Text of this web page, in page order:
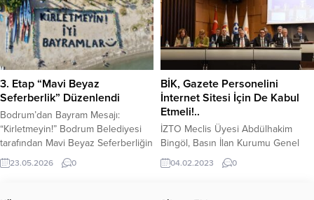
temel atma töreni yapılacak Milas
Kültür Merkezi için Büyükşehir
Belediyesi yapım çalışmalarına
başladı. 203 Milyon 853 Bin TL
yatırımla hayata geçirilecek proje ile
kültür ve sanatın şehri Milas
önemli...
olan “Denizin Kızları”, 14 Eylül 2025
Pazar günü saat 17.00’de Bodrum
Binnaz Karakaya Spor Salonu’nda
MC Sistem Yurdum’u konuk
edecek. Bodrum’da Sezonun İlk
Maçı Yalıkavakspor, yeni sezonun
ilk maçında...
3. Etap “Mavi Beyaz
Seferberlik” Düzenlendi
Bodrum’dan Bayram Mesajı:
“Kirletmeyin!” Bodrum Belediyesi
tarafından Mavi Beyaz Seferberliğin
3. etabı Konacık, Çırkan ve
Cumhuriyet mahallelerinde devam
23.05.2026 0
BİK, Gazete Personelini
İnternet Sitesi İçin De Kabul
Etmeli!..
İZTO Meclis Üyesi Abdülhakim
Bingöl, Basın İlan Kurumu Genel
Kurulu’nun yerel gazeteler ile
internet haber sitelerine ayrı ayrı
04.02.2023 0